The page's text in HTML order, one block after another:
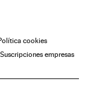
cookies
Suscripciones empresas